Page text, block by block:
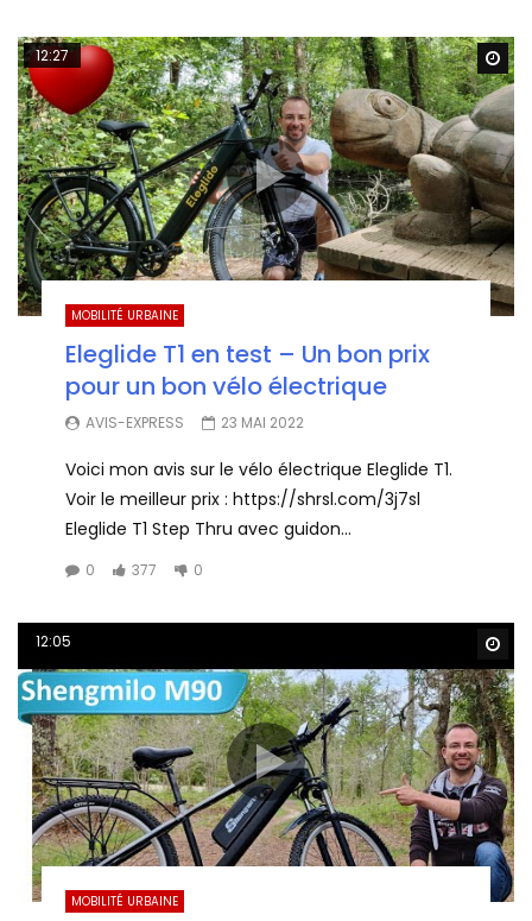
12:27
MOBILITÉ URBAINE
Eleglide T1 en test – Un bon prix
pour un bon vélo électrique
AVIS-EXPRESS 23 MAI 2022
Voici mon avis sur le vélo électrique Eleglide T1.
Voir le meilleur prix : https://shrsl.com/3j7sl
Eleglide T1 Step Thru avec guidon...
0 377 0
12:05
MOBILITÉ URBAINE